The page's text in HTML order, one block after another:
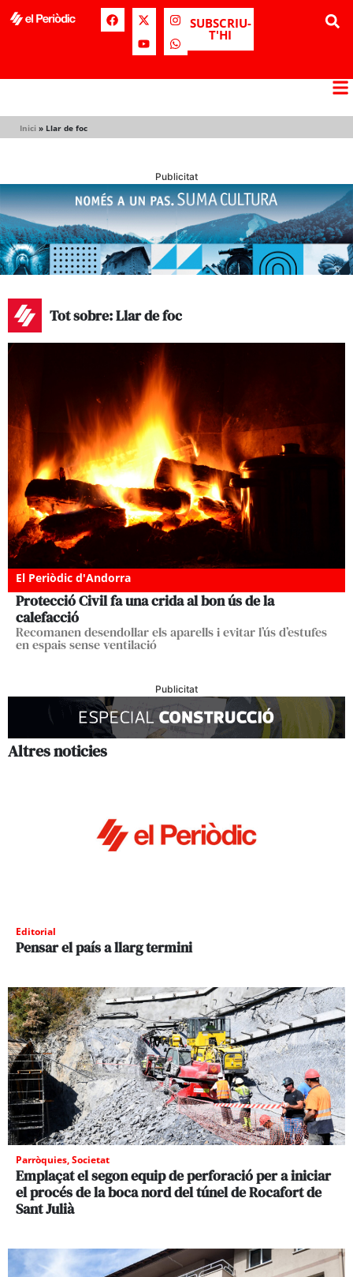
SUBSCRIU-
T'HI
Inici » Llar de foc
Publicitat
Tot sobre: Llar de foc
El Periòdic d'Andorra
Protecció Civil fa una crida al bon ús de la
calefacció
Recomanen desendollar els aparells i evitar l’ús d’estufes
en espais sense ventilació
Publicitat
Altres noticies
Editorial
Pensar el país a llarg termini
Parròquies,Societat
Emplaçat el segon equip de perforació per a iniciar
el procés de la boca nord del túnel de Rocafort de
Sant Julià